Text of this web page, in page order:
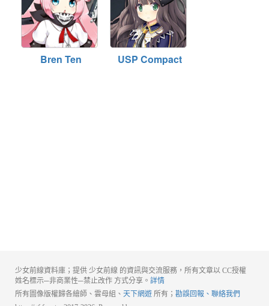
Bren Ten USP Compact
少女前線資料庫；提供 少女前線 的資訊與交流服務，所有文章以 CC授權
姓名標示─非商業性─禁止改作 方式分享。 詳情
所有圖像版權歸各繪師、雲母組、 天下網遊 所有； 勘誤回報、聯絡我們